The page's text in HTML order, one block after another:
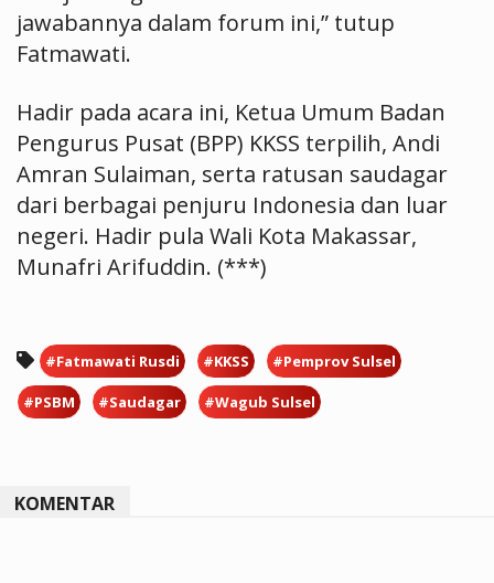
jawabannya dalam forum ini,” tutup
Fatmawati.
Hadir pada acara ini, Ketua Umum Badan
Pengurus Pusat (BPP) KKSS terpilih, Andi
Amran Sulaiman, serta ratusan saudagar
dari berbagai penjuru Indonesia dan luar
negeri. Hadir pula Wali Kota Makassar,
Munafri Arifuddin. (***)
#Fatmawati Rusdi #KKSS #Pemprov Sulsel
#PSBM #Saudagar #Wagub Sulsel
KOMENTAR